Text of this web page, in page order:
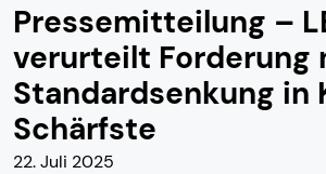
Pressemitteilung –
verurteilt Forderung
Standardsenkung in
Schärfste
22. Juli 2025